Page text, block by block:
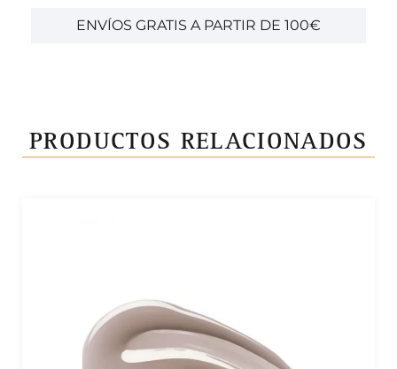
ENVÍOS GRATIS A PARTIR DE 100€
PRODUCTOS RELACIONADOS